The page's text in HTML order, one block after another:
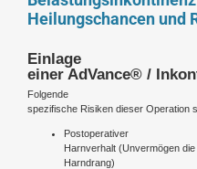
Heilungschancen und
Einlage
einer AdVance® /
Folgende
spezifische Risiken dieser Operation
Postoperativer
Harnverhalt (Unvermögen
Harndrang)